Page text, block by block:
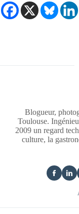
Blogueur,
Toulouse.
2009 un regard
culture, la